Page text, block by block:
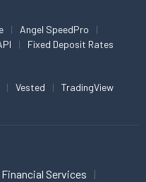
Angel SpeedPro
Fixed Deposit Rates
Vested TradingView
Services